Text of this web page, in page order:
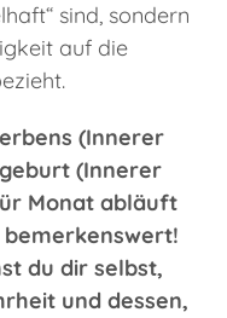
sind, sondern
auf die
(Innerer
(Innerer
Monat abläuft
du dir selbst,
und dessen,